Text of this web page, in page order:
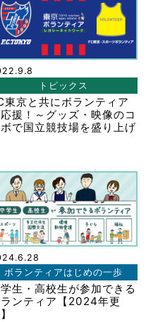
トピックス
東京と共にボランティア
援！～グッズ・映像のコ
で国立競技場を盛り上げ
ボランティアはじめの一歩
生・高校生が参加できる
ンティア【2024年更